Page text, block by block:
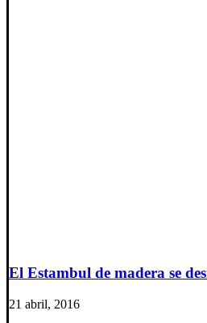
El Estambul de madera se
21 abril, 2016